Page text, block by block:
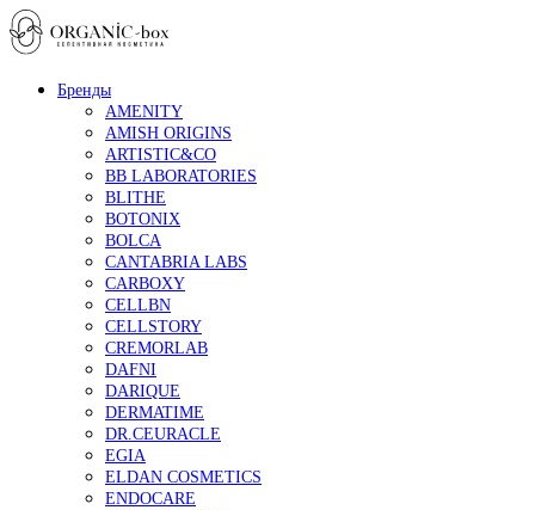
Бренды
AMENITY
AMISH ORIGINS
ARTISTIC&CO
BB LABORATORIES
BLITHE
BOTONIX
BOLCA
CANTABRIA LABS
CARBOXY
CELLBN
CELLSTORY
CREMORLAB
DAFNI
DARIQUE
DERMATIME
DR.CEURACLE
EGIA
ELDAN COSMETICS
ENDOCARE